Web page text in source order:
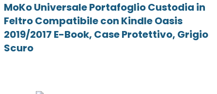
MoKo Universale Portafoglio Custodia in
Feltro Compatibile con Kindle Oasis
2019/2017 E-Book, Case Protettivo, Grigio
Scuro